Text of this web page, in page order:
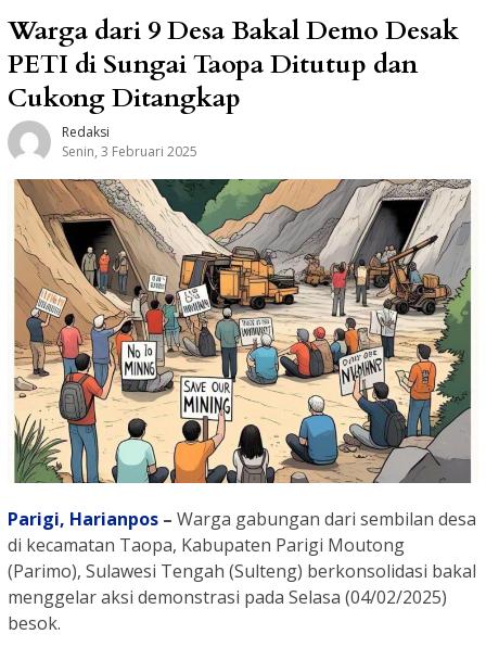
Warga dari 9 Desa Bakal Demo Desak
PETI di Sungai Taopa Ditutup dan
Cukong Ditangkap
Redaksi
Senin, 3 Februari 2025
Parigi, Harianpos – Warga gabungan dari sembilan desa
di kecamatan Taopa, Kabupaten Parigi Moutong
(Parimo), Sulawesi Tengah (Sulteng) berkonsolidasi bakal
menggelar aksi demonstrasi pada Selasa (04/02/2025)
besok.